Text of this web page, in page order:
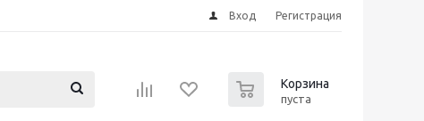
Вход Регистрация
Корзина
пуста